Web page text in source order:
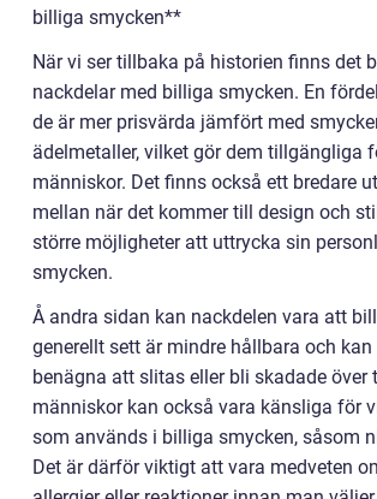
billiga smycken**
När vi ser tillbaka på historien finns det
nackdelar med billiga smycken. En
de är mer prisvärda jämfört med
ädelmetaller, vilket gör dem tillgängliga
människor. Det finns också ett bredare
mellan när det kommer till design och
större möjligheter att uttrycka sin
smycken.
Å andra sidan kan nackdelen vara att
generellt sett är mindre hållbara och kan
benägna att slitas eller bli skadade över
människor kan också vara känsliga för
som används i billiga smycken, såsom
Det är därför viktigt att vara medveten